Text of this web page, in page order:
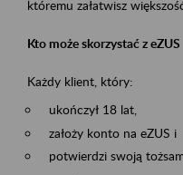
któremu załatwisz
Kto może skorzystać z eZUS
Każdy klient, który:
ukończył 18 lat,
założy konto na eZUS i
potwierdzi swoją